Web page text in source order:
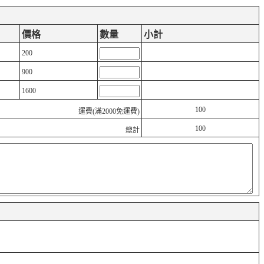
價格 數量 小計
200
900
1600
運費(滿2000免運費) 100
總計 100